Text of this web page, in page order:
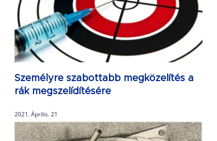
Személyre szabottabb megközelítés a
rák megszelídítésére
2021. Április. 21